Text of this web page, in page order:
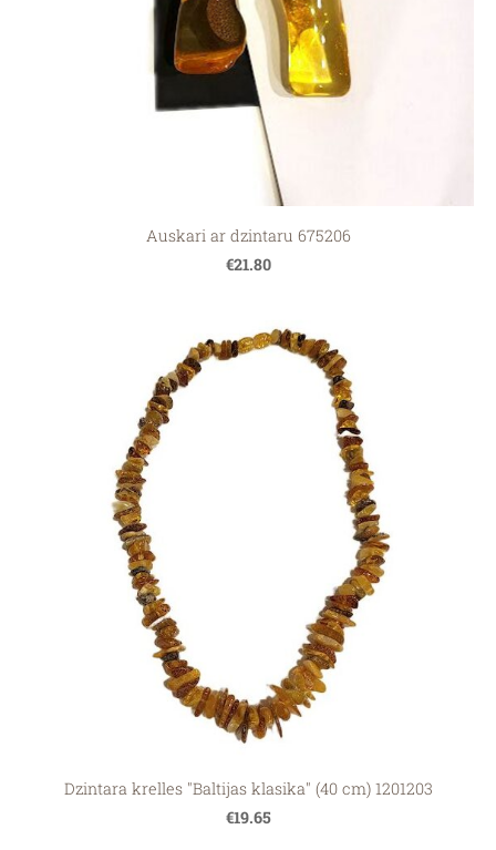
Auskari ar dzintaru 675206
€21.80
Dzintara krelles "Baltijas klasika" (40 cm) 1201203
€19.65